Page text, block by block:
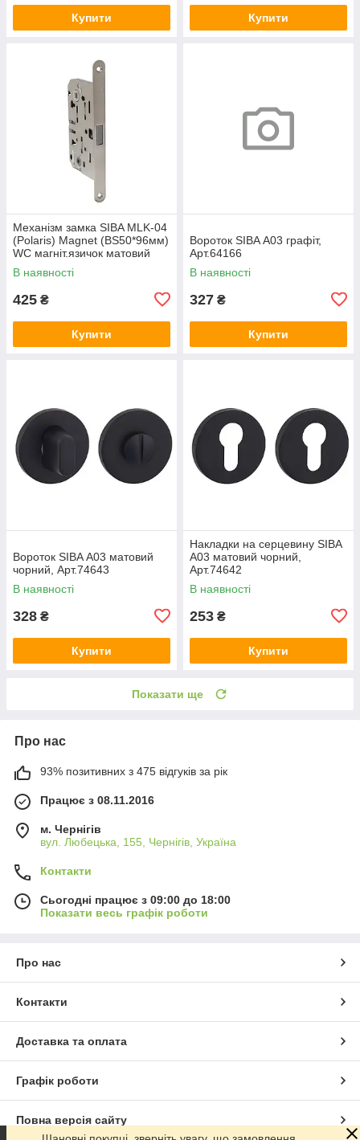
Купити Купити
Механізм замка SIBA MLK-04
(Polaris) Magnet (BS50*96мм)
WC магніт.язичок матовий
нікель, Арт.74644
В наявності
425 ₴
Купити
Вороток SIBA А03 графіт,
Арт.64166
В наявності
327 ₴
Купити
Вороток SIBA А03 матовий
чорний, Арт.74643
В наявності
328 ₴
Купити
Накладки на серцевину SIBA
А03 матовий чорний,
Арт.74642
В наявності
253 ₴
Купити
Показати ще
Про нас
93% позитивних з 475 відгуків за рік
Працює з 08.11.2016
м. Чернігів
вул. Любецька, 155, Чернігів, Україна
Контакти
Сьогодні працює з 09:00 до 18:00
Показати весь графік роботи
Про нас
Контакти
Доставка та оплата
Графік роботи
Повна версія сайту